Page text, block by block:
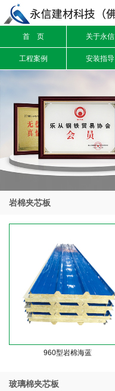
首 页 关于永信
工程案例 安装指导
岩棉夹芯板
960型岩棉海蓝
玻璃棉夹芯板
信息搜索